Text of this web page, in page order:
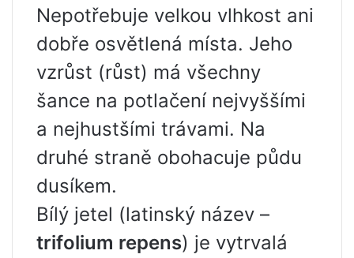
Nepotřebuje velkou vlhkost ani
dobře osvětlená místa. Jeho
vzrůst (růst) má všechny
šance na potlačení nejvyššími
a nejhustšími trávami. Na
druhé straně obohacuje půdu
dusíkem.
Bílý jetel (latinský název –
trifolium repens) je vytrvalá